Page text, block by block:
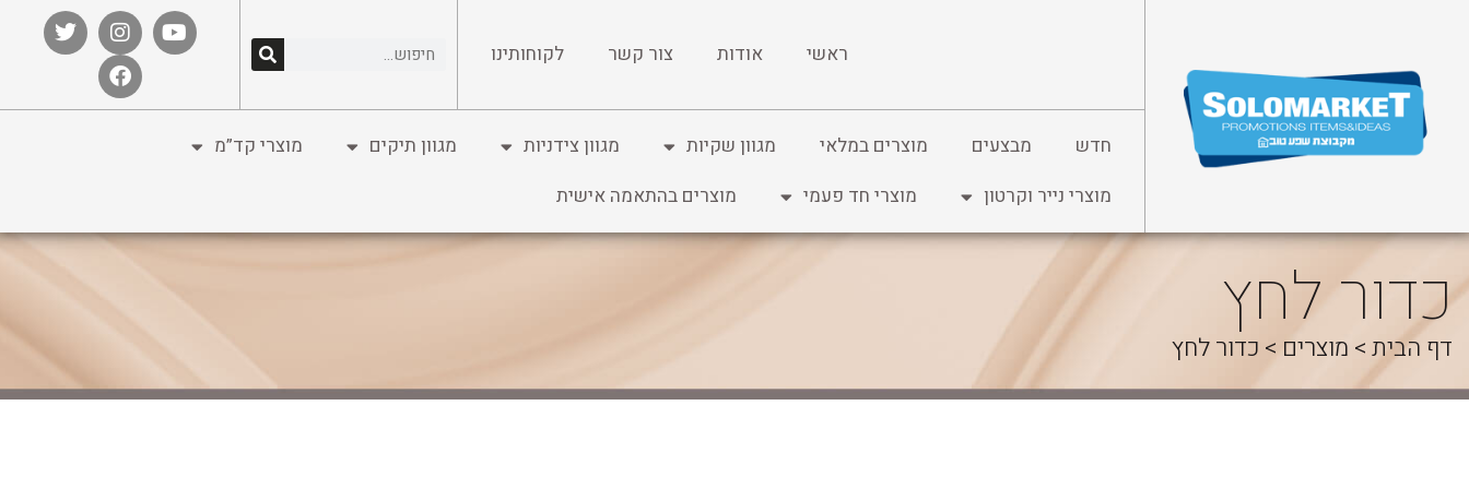
ראשי אודות צור קשר לקוחותינו
חדש מבצעים מוצרים במלאי מגוון שקיות מגוון צידניות מגוון תיקים
מוצרי קד”מ
מוצרי נייר וקרטון
מוצרי חד פעמי מוצרים בהתאמה אישית
כדור לחץ
דף הבית> מוצרים > כדור לחץ